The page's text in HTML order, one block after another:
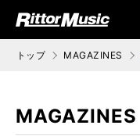
ジック (Rittor Musi
トップ MAGAZINES
MAGAZINES